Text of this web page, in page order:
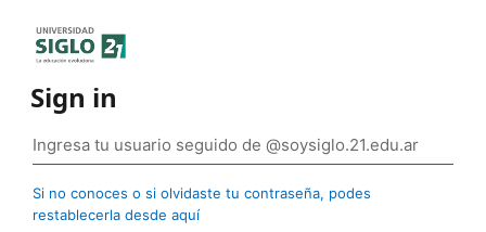
Sign in
Si no conoces o si olvidaste tu contraseña, podes
restablecerla desde aquí